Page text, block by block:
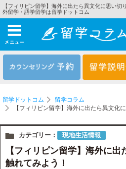
【フィリピン留学】海外に出たら異文化に思い
外留学・語学留学は留学ドットコム
メニュー
留学ドットコム
留学コラム
【フィリピン留学】海外に出たら異文化
カテゴリー： 現地生活情報
【フィリピン留学】海外に
触れてみよう！